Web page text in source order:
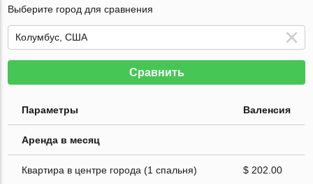
Выберите город для сравнения
Сравнить
Параметры Валенсия
Аренда в месяц
Квартира в центре города (1 спальня) $ 202.00